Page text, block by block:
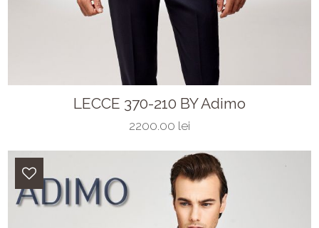
LECCE 370-210 BY Adimo
2200.00 lei